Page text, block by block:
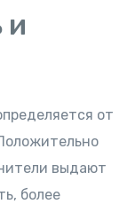
и
от
выдают
более